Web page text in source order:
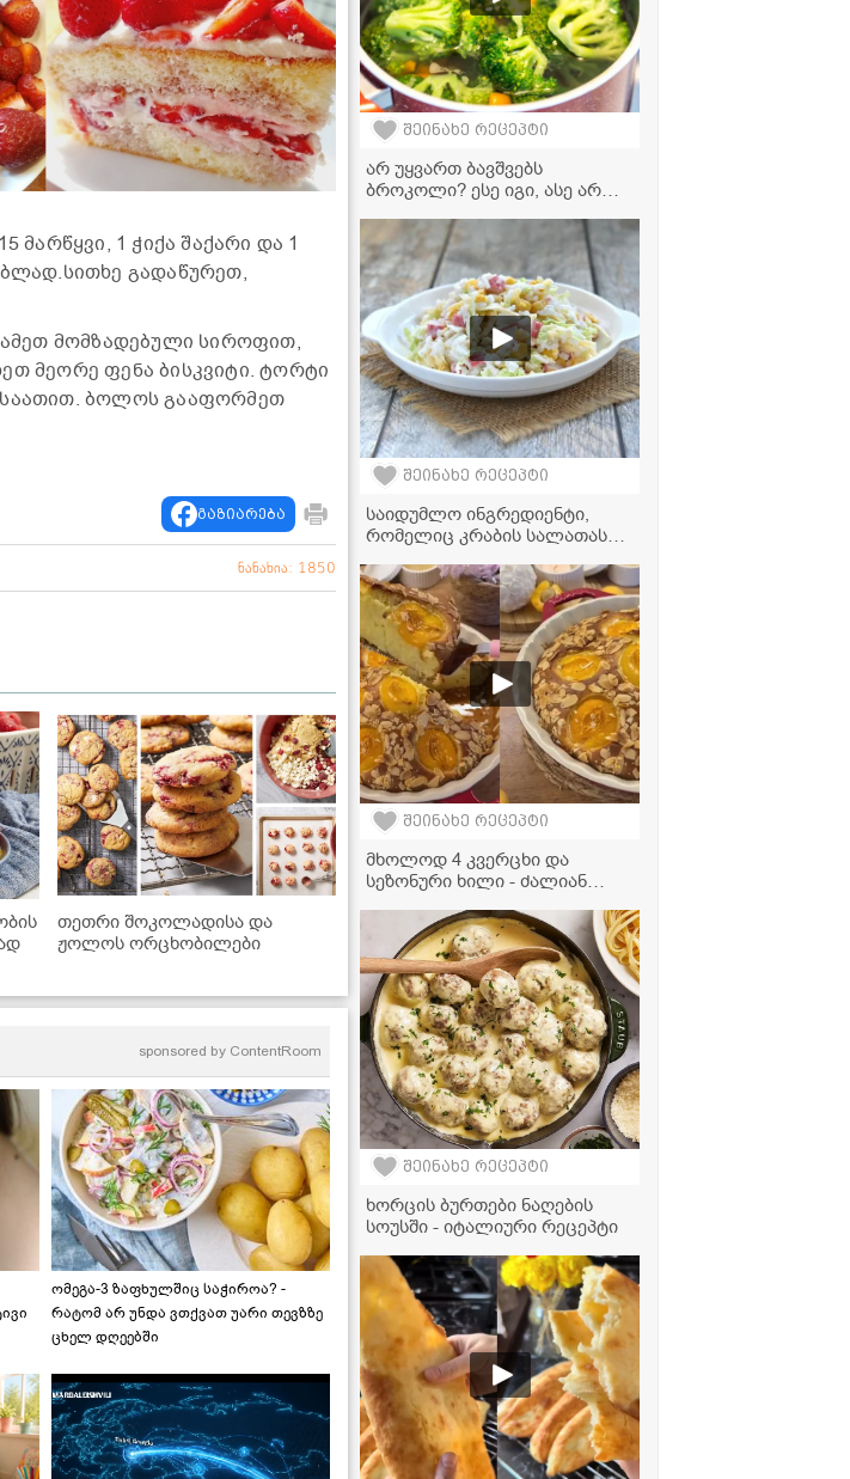
მარწყვი, 1 ჭიქა შაქარი და 1
გადაწურეთ,
მომზადებული სიროფით,
მეორე ფენა ბისკვიტი. ტორტი
საათით. ბოლოს გააფორმეთ
გაზიარება
ნანახია: 1850
თეთრი შოკოლადისა და
ჟოლოს ორცხობილები
sponsored by ContentRoom
ომეგა-3 ზაფხულშიც საჭიროა? -
რატომ არ უნდა ვთქვათ უარი თევზზე
ცხელ დღეებში
შეინახე რეცეპტი
არ უყვართ ბავშვებს
ბროკოლი? ესე იგი, ასე არ
უგემრიელესი წვნიანის
რეცეპტი
შეინახე რეცეპტი
საიდუმლო ინგრედიენტი,
რომელიც კრაბის სალათას
ასე გემრიელად
მომზადებული, ჯერ
გასინჯული არ გექნებათ!
შეინახე რეცეპტი
მხოლოდ 4 კვერცხი და
სეზონური ხილი - ძალიან
დესერტის რეცეპტი
შეინახე რეცეპტი
ხორცის ბურთები ნაღების
სოუსში - იტალიური რეცეპტი